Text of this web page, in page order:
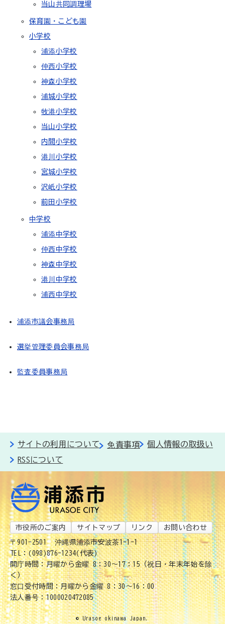
当山共同調理場
保育園・こども園
小学校
浦添小学校
仲西小学校
神森小学校
浦城小学校
牧港小学校
当山小学校
内間小学校
港川小学校
宮城小学校
沢岻小学校
前田小学校
中学校
浦添中学校
仲西中学校
神森中学校
港川中学校
浦西中学校
浦添市議会事務局
選挙管理委員会事務局
監査委員事務局
サイトの利用について 免責事項
個人情報の取扱い
RSSについて
市役所のご案内 サイトマップ リンク お問い合わせ
〒901-2501
沖縄県浦添市安波茶1-1-1
TEL：(098)876-1234(代表)
開庁時間：月曜から金曜 8：30～17：15（祝日・年末年始を除
く）
窓口受付時間：月曜から金曜 8：30～16：00
法人番号：1000020472085
© Urasoe okinawa Japan.